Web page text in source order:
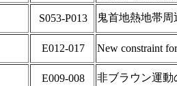
S053-P013 鬼首地熱地帯
E012-017 New constraint
E009-008 非ブラウン運動